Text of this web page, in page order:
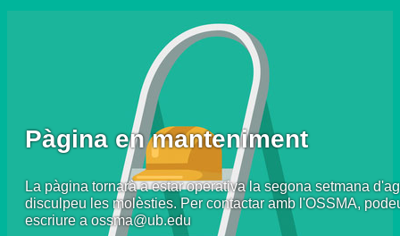
Pàgina en manteniment
La pàgina tornarà a estar operativa la segona setmana
disculpeu les molèsties. Per contactar amb l'OSSMA,
escriure a ossma@ub.edu